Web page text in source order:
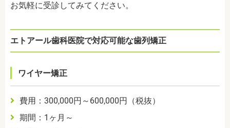
お気軽に受診してみてください。
エトアール歯科医院で対応可能な歯列矯正
ワイヤー矯正
費用：300,000円～600,000円（税抜）
期間：1ヶ月～